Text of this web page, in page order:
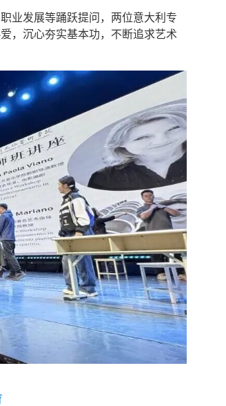
业发展等踊跃提问，两位意大利专
，沉心夯实基本功，不断追求艺术